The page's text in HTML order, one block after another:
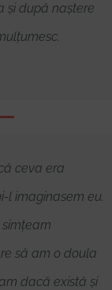
și după naștere
ceva era
l imaginasem eu.
să am o doula
dacă există și